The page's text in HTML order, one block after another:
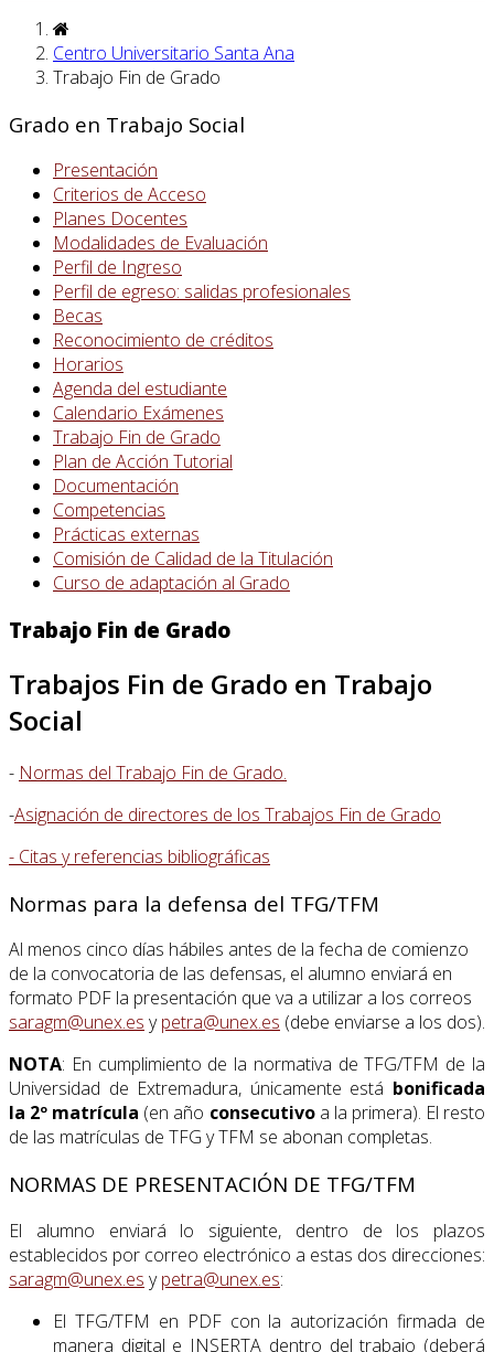
Centro Universitario Santa Ana
Trabajo Fin de Grado
Grado en Trabajo Social
Presentación
Criterios de Acceso
Planes Docentes
Modalidades de Evaluación
Perfil de Ingreso
Perfil de egreso: salidas profesionales
Becas
Reconocimiento de créditos
Horarios
Agenda del estudiante
Calendario Exámenes
Trabajo Fin de Grado
Plan de Acción Tutorial
Documentación
Competencias
Prácticas externas
Comisión de Calidad de la Titulación
Curso de adaptación al Grado
Trabajo Fin de Grado
Trabajos Fin de Grado en Trabajo
Social
- Normas del Trabajo Fin de Grado.
-Asignación de directores de los Trabajos Fin de Grado
- Citas y referencias bibliográficas
Normas para la defensa del TFG/TFM
Al menos cinco días hábiles antes de la fecha de comienzo
de la convocatoria de las defensas, el alumno enviará en
formato PDF la presentación que va a utilizar a los correos
saragm@unex.es ypetra@unex.es (debe enviarse a los dos).
NOTA: En cumplimiento de la normativa de TFG/TFM de la
Universidad de Extremadura, únicamente está bonificada
la 2º matrícula (en año consecutivo a la primera). El resto
de las matrículas de TFG y TFM se abonan completas.
NORMAS DE PRESENTACIÓN DE TFG/TFM
El alumno enviará lo siguiente, dentro de los plazos
establecidos por correo electrónico a estas dos direcciones:
saragm@unex.es ypetra@unex.es:
El TFG/TFM en PDF con la autorización firmada de
manera digital e INSERTA dentro del trabajo (deberá